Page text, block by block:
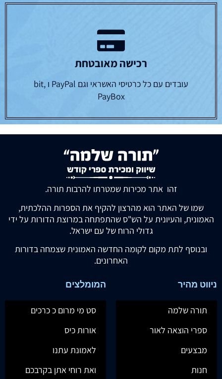
רכישה מאובטחת
עובדים עם כל כרטיסי האשראי וגם PayPal ו bit,
PayBox
זהו אתר מכירות שמטרתו להרבות תורה.
שמו של האתר הוא מהרצון להקיף את הספרות ההלכתית,
האמונית, והעיונית על הש"ס שהתפתחה במרוצת הדורות על ידי
גדולי הרוח של עם ישראל.
ובנוסף לתת מקום לקומה החדשה האמונית שצמחה בדורות
האחרונים.
ניווט מהיר
תורה שלמה
ספרי הוצאה לאור
מבצעים
חנות
המומלצים
סט מי מרום כ כרכים
אורות כיס
לאמונת עתנו
ואת רוחי אתן בקרבכם